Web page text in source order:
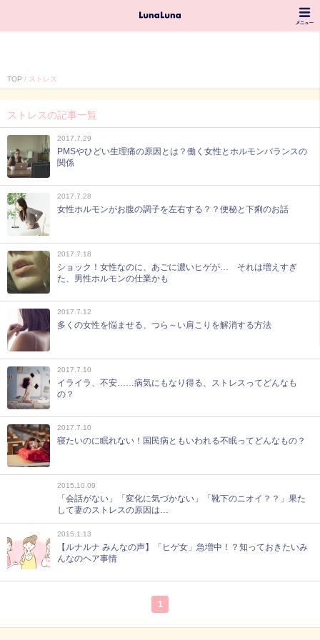
TOP ストレス
ストレスの記事一覧
2017.7.29
PMSやひどい生理痛の原因とは？働く女性とホルモンバランスの
関係
2017.7.28
女性ホルモンがお腹の調子を左右する？？便秘と下痢のお話
2017.7.18
ショック！女性なのに、あごに濃いヒゲが… それは増えすぎ
た、男性ホルモンの仕業かも
2017.7.12
多くの女性を悩ませる、つら～い肩こりを解消する方法
2017.7.10
イライラ、不安……病気にもなり得る、ストレスってどんなも
の？
2017.7.10
寝たいのに眠れない！国民病ともいわれる不眠ってどんなもの？
2015.10.09
「会話がない」「変化に気づかない」「靴下のニオイ？？」果た
して妻のストレスの原因は…
2015.1.13
【ルナルナ みんなの声】「ヒゲ女」急増中！？知っておきたいみ
んなのヘア事情
1